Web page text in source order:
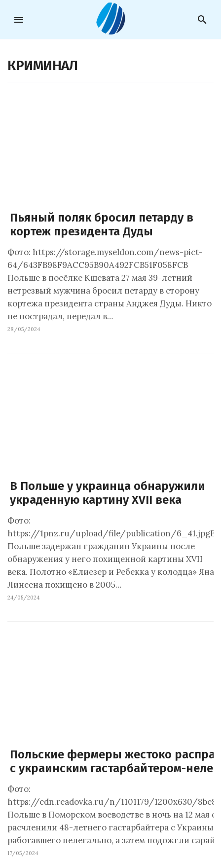
menu search
КРИМИНАЛ
Пьяный поляк бросил петарду в
кортеж президента Дуды
Фото: https://storage.myseldon.com/news-pict-
64/643FB98F9ACC95B90A492FCB51F058FCВ
Польше в посёлке Кшевата 27 мая 39-летний
нетрезвый мужчина бросил петарду в сторону
кортежа президента страны Анджея Дуды. Никто
не пострадал, передал в…
28/05/2024
В Польше у украинца обнаружили
украденную картину XVII века
Фото:
https://1pnz.ru/upload/file/publication/6_41.jpgВ
Польше задержан гражданин Украины после
обнаружения у него похищенной картины XVII
века. Полотно «Елиезер и Ребекка у колодца» Яна
Линсена похищено в 2005…
24/05/2024
Польские фермеры жестоко
с украинским гастарбайтером-
Фото:
https://cdn.readovka.ru/n/1101179/1200x630/
Польше в Поморском воеводстве в ночь на 12 мая
расчленили 48-летнего гастарбайтера с Украины,
работавшего нелегально, а затем подожгли сарай
17/05/2024